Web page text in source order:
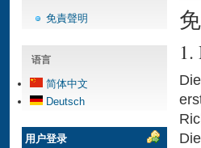
免責聲明
语言
简体中文
Deutsch
用户登录
1.